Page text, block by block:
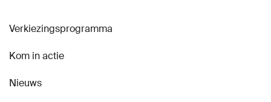
Verkiezingsprogramma
Kom in actie
Nieuws